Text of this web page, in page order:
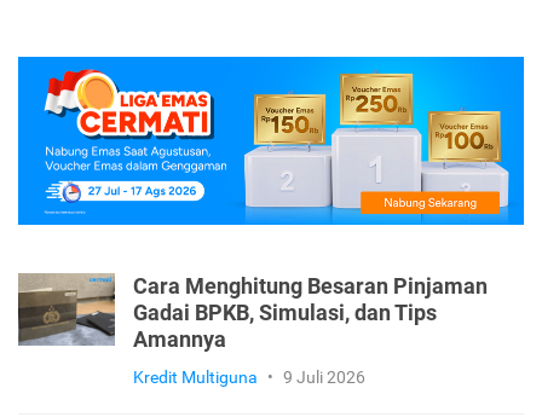
Cara Menghitung Besaran Pinjaman
Gadai BPKB, Simulasi, dan Tips
Amannya
Kredit Multiguna • 9 Juli 2026